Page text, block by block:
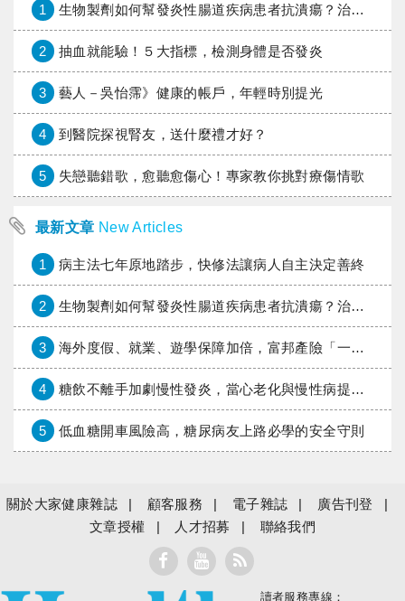
1 生物製劑如何幫發炎性腸道疾病患者抗潰瘍？治療進展與健保給付困境一次看
2 抽血就能驗！５大指標，檢測身體是否發炎
3 藝人－吳怡霈》健康的帳戶，年輕時別提光
4 到醫院探視腎友，送什麼禮才好？
5 失戀聽錯歌，愈聽愈傷心！專家教你挑對療傷情歌
最新文章 New Articles
1 病主法七年原地踏步，快修法讓病人自主決定善終
2 生物製劑如何幫發炎性腸道疾病患者抗潰瘍？治療進展與健保給付困境一次看
3 海外度假、就業、遊學保障加倍，富邦產險「一期逐夢」專案加碼遠距醫療與緊急救援
4 糖飲不離手加劇慢性發炎，當心老化與慢性病提早報到
5 低血糖開車風險高，糖尿病友上路必學的安全守則
關於大家健康雜誌 顧客服務 電子雜誌
廣告刊登
文章授權
人才招募 聯絡我們
讀者服務專線：